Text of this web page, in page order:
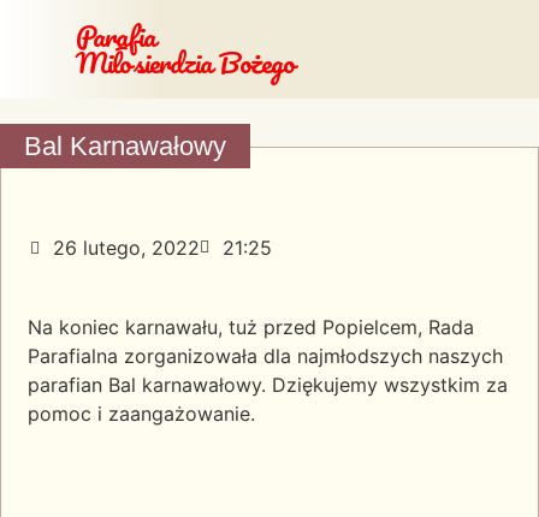
Parafia
Miłosierdzia Bożego
Bal Karnawałowy
26 lutego, 2022 21:25
Na koniec karnawału, tuż przed Popielcem, Rada
Parafialna zorganizowała dla najmłodszych naszych
parafian Bal karnawałowy. Dziękujemy wszystkim za
pomoc i zaangażowanie.